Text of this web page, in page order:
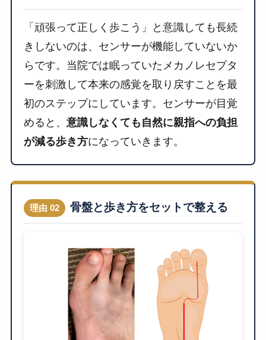
「頑張って正しく歩こう」と意識しても長続
きしないのは、センサーが機能していないか
らです。当院では眠っていたメカノレセプタ
ーを刺激して本来の感覚を取り戻すことを最
初のステップにしています。センサーが目覚
めると、 意識しなくても自然に親指への負担
が減る歩き方になっていきます。
理由 02 骨盤と歩き方をセットで整える